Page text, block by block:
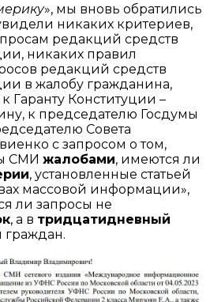
», мы вновь обратились
никаких критериев,
редакций средств
никаких правил
редакций средств
в жалобу гражданина,
Гаранту Конституции –
к председателю Госдумы
Совета
с запросом о том,
СМИ жалобами, имеются ли
, установленные статьей
массовой информации»,
ли запросы не
, а в тридцатидневный
граждан.